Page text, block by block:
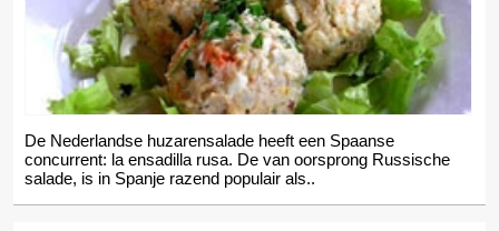
De Nederlandse huzarensalade heeft een Spaanse
concurrent: la ensadilla rusa. De van oorsprong Russische
salade, is in Spanje razend populair als..